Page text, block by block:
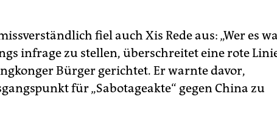
fiel auch Xis Rede aus: „Wer es
infrage zu stellen, überschreitet eine rote
Bürger gerichtet. Er warnte davor,
für „Sabotageakte“ gegen China zu